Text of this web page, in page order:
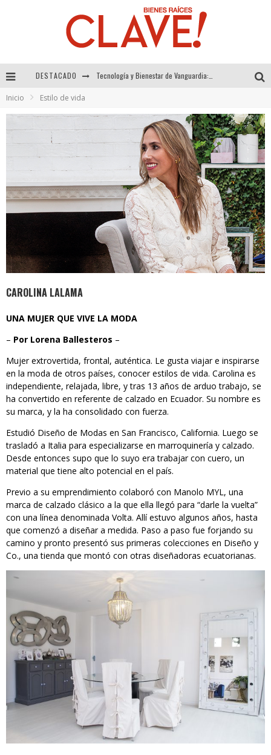
DESTACADO Sector Inmobiliario – recuperación a paso firme
El Despertar de la Calidez: Acabados Dorados de FV para Elevar tu Espacio
Tecnología y Bienestar de Vanguardia: El Inodoro Inteligente Neotech de FV.
Inicio Estilo de vida
CAROLINA LALAMA
UNA MUJER QUE VIVE LA MODA
– Por Lorena Ballesteros –
Mujer extrovertida, frontal, auténtica. Le gusta viajar e inspirarse
en la moda de otros países, conocer estilos de vida. Carolina es
independiente, relajada, libre, y tras 13 años de arduo trabajo, se
ha convertido en referente de calzado en Ecuador. Su nombre es
su marca, y la ha consolidado con fuerza.
Estudió Diseño de Modas en San Francisco, California. Luego se
trasladó a Italia para especializarse en marroquinería y calzado.
Desde entonces supo que lo suyo era trabajar con cuero, un
material que tiene alto potencial en el país.
Previo a su emprendimiento colaboró con Manolo MYL, una
marca de calzado clásico a la que ella llegó para “darle la vuelta”
con una línea denominada Volta. Allí estuvo algunos años, hasta
que comenzó a diseñar a medida. Paso a paso fue forjando su
camino y pronto presentó sus primeras colecciones en Diseño y
Co., una tienda que montó con otras diseñadoras ecuatorianas.